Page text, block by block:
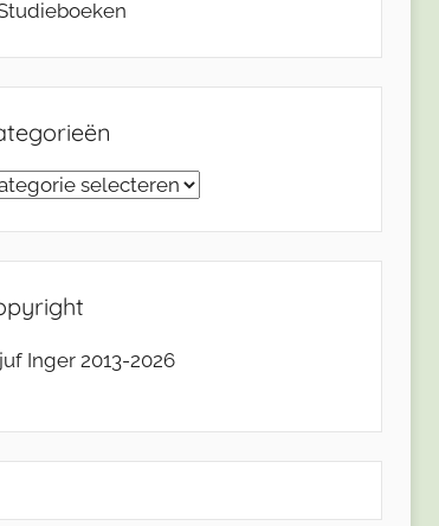
Inger 2013-2026